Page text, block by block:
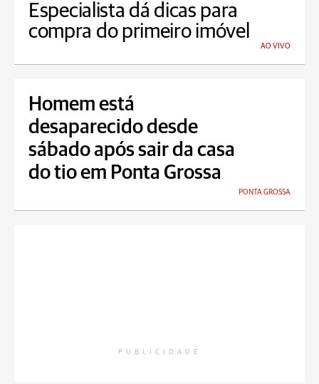
Especialista dá dicas para
compra do primeiro imóvel
AO VIVO
Homem está
desaparecido desde
sábado após sair da casa
do tio em Ponta Grossa
PONTA GROSSA
PUBLICIDADE